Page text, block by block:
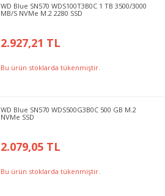
WD Blue SN570 WDS100T3B0C 1 TB 3500/3000
MB/S NVMe M.2 2280 SSD
2.927,21 TL
Bu ürün stoklarda tükenmiştir.
WD Blue SN570 WDS500G3B0C 500 GB M.2
NVMe SSD
2.079,05 TL
Bu ürün stoklarda tükenmiştir.